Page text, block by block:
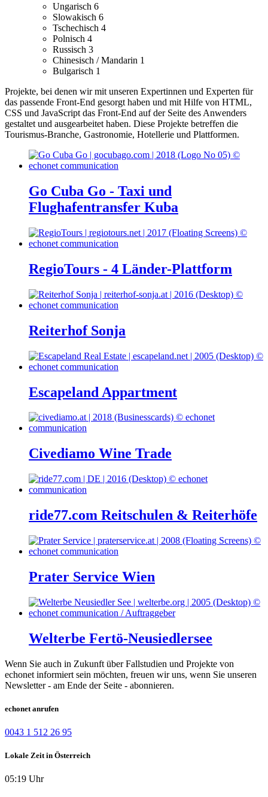
Ungarisch 6
Slowakisch 6
Tschechisch 4
Polnisch 4
Russisch 3
Chinesisch / Mandarin 1
Bulgarisch 1
Projekte, bei denen wir mit unseren Expertinnen und Experten für
das passende Front-End gesorgt haben und mit Hilfe von HTML,
CSS und JavaScript das Front-End auf der Seite des Anwenders
gestaltet und ausgearbeitet haben. Diese Projekte betreffen die
Tourismus-Branche, Gastronomie, Hotellerie und Plattformen.
Go Cuba Go - Taxi und
Flughafentransfer Kuba
RegioTours - 4 Länder-Plattform
Reiterhof Sonja
Escapeland Appartment
Civediamo Wine Trade
ride77.com Reitschulen & Reiterhöfe
Prater Service Wien
Welterbe Fertö-Neusiedlersee
Wenn Sie auch in Zukunft über Fallstudien und Projekte von
echonet informiert sein möchten, freuen wir uns, wenn Sie unseren
Newsletter - am Ende der Seite - abonnieren.
echonet anrufen
0043 1 512 26 95
Lokale Zeit in Österreich
05:19 Uhr